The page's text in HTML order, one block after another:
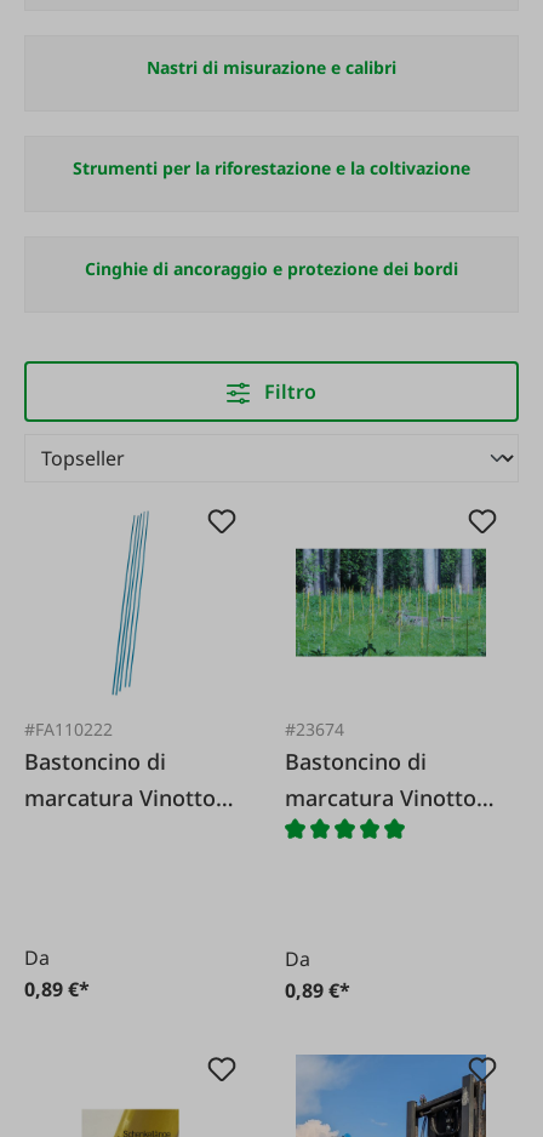
Nastri di misurazione e calibri
Strumenti per la riforestazione e la coltivazione
Cinghie di ancoraggio e protezione dei bordi
Filtro
#FA110222
Bastoncino di
marcatura Vinotto®
Da
0,89 €*
#23674
Bastoncino di
marcatura Vinotto®
in fibra di vetro 7
Da
0,89 €*